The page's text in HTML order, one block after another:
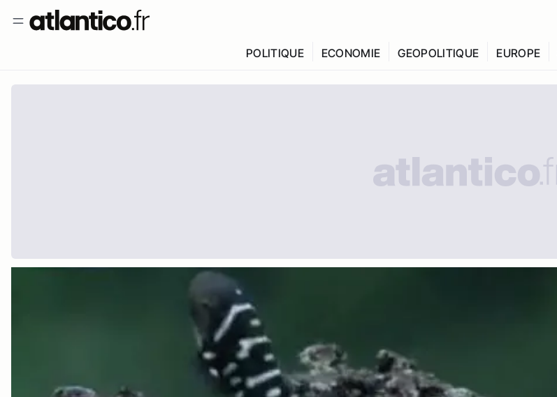
POLITIQUE ECONOMIE GEOPOLITIQUE EUROPE